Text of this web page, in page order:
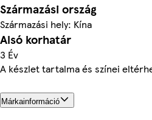
Származási ország
Származási hely: Kína
Alsó korhatár
3 Év
A készlet tartalma és színei
Márkainformáció